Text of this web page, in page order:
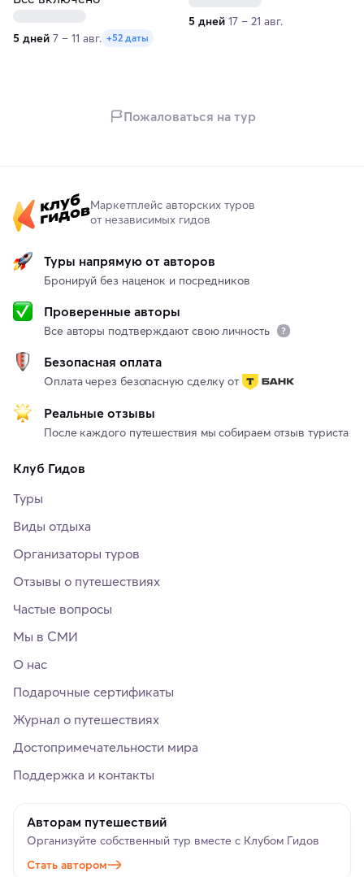
5 дней 7 – 11 авг. +52 даты
5 дней 17 – 21 авг.
Пожаловаться на тур
Маркетплейс авторских туров
от независимых гидов
Туры напрямую от авторов
Бронируй без наценок и посредников
Проверенные авторы
Все авторы подтверждают свою личность
Безопасная оплата
Оплата через безопасную сделку от
Реальные отзывы
После каждого путешествия мы собираем отзыв туриста
Клуб Гидов
Туры
Виды отдыха
Организаторы туров
Отзывы о путешествиях
Частые вопросы
Мы в СМИ
О нас
Подарочные сертификаты
Журнал о путешествиях
Достопримечательности мира
Поддержка и контакты
Авторам путешествий
Организуйте собственный тур вместе с Клубом Гидов
Стать автором